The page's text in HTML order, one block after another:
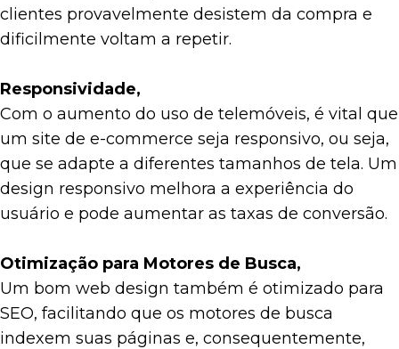
clientes provavelmente desistem da compra e
dificilmente voltam a repetir.
Responsividade,
Com o aumento do uso de telemóveis, é vital que
um site de e-commerce seja responsivo, ou seja,
que se adapte a diferentes tamanhos de tela. Um
design responsivo melhora a experiência do
usuário e pode aumentar as taxas de conversão.
Otimização para Motores de Busca,
Um bom web design também é otimizado para
SEO, facilitando que os motores de busca
indexem suas páginas e, consequentemente,